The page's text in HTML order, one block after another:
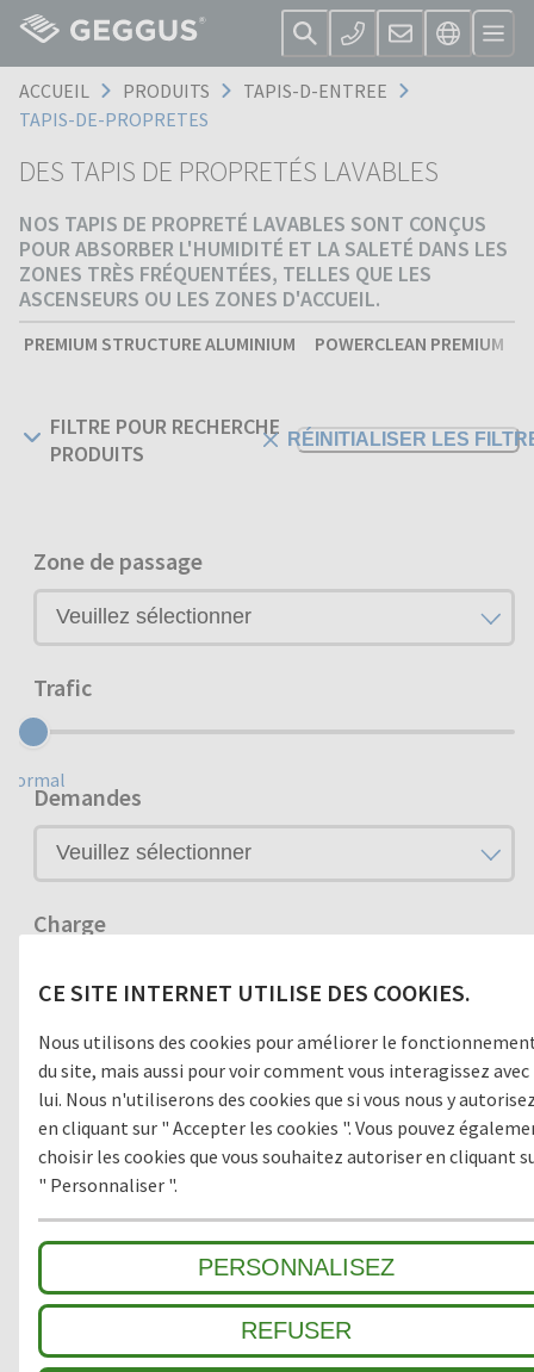
CE SITE INTERNET UTILISE DES COOKIES.
Nous utilisons des cookies pour améliorer le
du site, mais aussi pour voir comment vous interagissez avec
lui. Nous n'utiliserons des cookies que si vous nous y
en cliquant sur " Accepter les cookies ". Vous pouvez
choisir les cookies que vous souhaitez autoriser en cliquant
" Personnaliser ".
PERSONNALISEZ
REFUSER
ACCUEIL PRODUITS
TAPIS-D-ENTREE
TAPIS-DE-PROPRETES
DES TAPIS DE PROPRETÉS LAVABLES
NOS TAPIS DE PROPRETÉ LAVABLES SONT CONÇUS
POUR ABSORBER L'HUMIDITÉ ET LA SALETÉ DANS LES
ZONES TRÈS FRÉQUENTÉES, TELLES QUE LES
ASCENSEURS OU LES ZONES D'ACCUEIL.
PREMIUM STRUCTURE ALUMINIUM POWERCLEAN PREMIUM
FILTRE POUR RECHERCHE
PRODUITS
RÉINITIALISER LES
Zone de passage
Trafic
Normal
Demandes
Charge
Pose
Hauteur du tapis